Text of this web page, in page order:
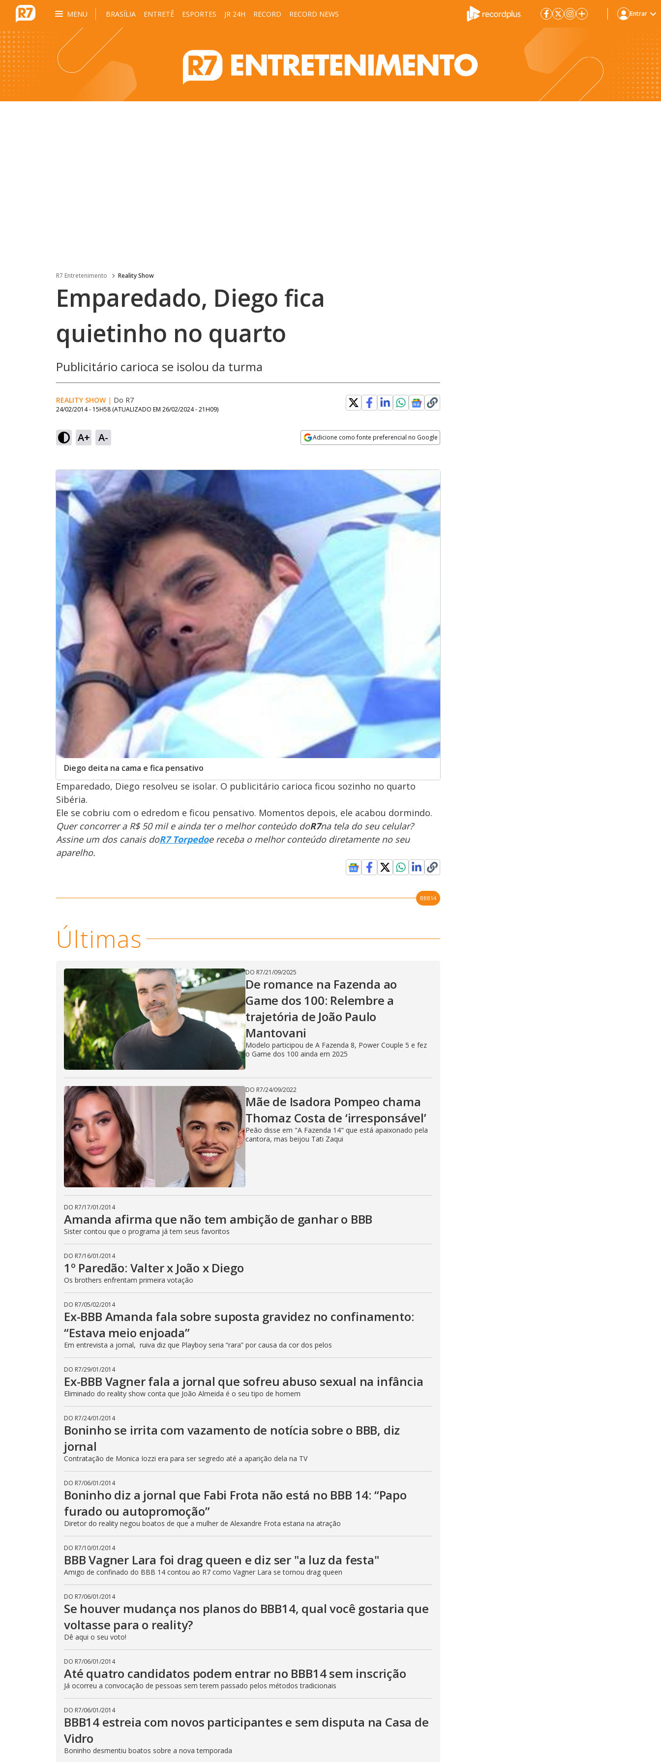
MENU BRASÍLIA ENTRETÊ ESPORTES JR 24H RECORD RECORD NEWS Entrar
R7 Entretenimento Reality Show
Emparedado, Diego fica
quietinho no quarto
Publicitário carioca se isolou da turma
REALITY SHOW | Do R7
24/02/2014 - 15H58 (ATUALIZADO EM 26/02/2024 - 21H09)
A+ A- Adicione como fonte preferencial no Google
Diego deita na cama e fica pensativo
Emparedado, Diego resolveu se isolar. O publicitário carioca ficou sozinho no quarto
Sibéria.
Ele se cobriu com o edredom e ficou pensativo. Momentos depois, ele acabou dormindo.
Quer concorrer a R$ 50 mil e ainda ter o melhor conteúdo doR7na tela do seu celular?
Assine um dos canais doR7 Torpedoe receba o melhor conteúdo diretamente no seu
aparelho.
BBB14
Últimas
DO R7/21/09/2025
De romance na Fazenda ao
Game dos 100: Relembre a
trajetória de João Paulo
Mantovani
Modelo participou de A Fazenda 8, Power Couple 5 e fez
o Game dos 100 ainda em 2025
DO R7/24/09/2022
Mãe de Isadora Pompeo chama
Thomaz Costa de ‘irresponsável’
Peão disse em "A Fazenda 14" que está apaixonado pela
cantora, mas beijou Tati Zaqui
DO R7/17/01/2014
Amanda afirma que não tem ambição de ganhar o BBB
Sister contou que o programa já tem seus favoritos
DO R7/16/01/2014
1º Paredão: Valter x João x Diego
Os brothers enfrentam primeira votação
DO R7/05/02/2014
Ex-BBB Amanda fala sobre suposta gravidez no confinamento:
“Estava meio enjoada”
Em entrevista a jornal, ruiva diz que Playboy seria “rara” por causa da cor dos pelos
DO R7/29/01/2014
Ex-BBB Vagner fala a jornal que sofreu abuso sexual na infância
Eliminado do reality show conta que João Almeida é o seu tipo de homem
DO R7/24/01/2014
Boninho se irrita com vazamento de notícia sobre o BBB, diz
jornal
Contratação de Monica Iozzi era para ser segredo até a aparição dela na TV
DO R7/06/01/2014
Boninho diz a jornal que Fabi Frota não está no BBB 14: “Papo
furado ou autopromoção”
Diretor do reality negou boatos de que a mulher de Alexandre Frota estaria na atração
DO R7/10/01/2014
BBB Vagner Lara foi drag queen e diz ser "a luz da festa"
Amigo de confinado do BBB 14 contou ao R7 como Vagner Lara se tornou drag queen
DO R7/06/01/2014
Se houver mudança nos planos do BBB14, qual você gostaria que
voltasse para o reality?
Dê aqui o seu voto!
DO R7/06/01/2014
Até quatro candidatos podem entrar no BBB14 sem inscrição
Já ocorreu a convocação de pessoas sem terem passado pelos métodos tradicionais
DO R7/06/01/2014
BBB14 estreia com novos participantes e sem disputa na Casa de
Vidro
Boninho desmentiu boatos sobre a nova temporada